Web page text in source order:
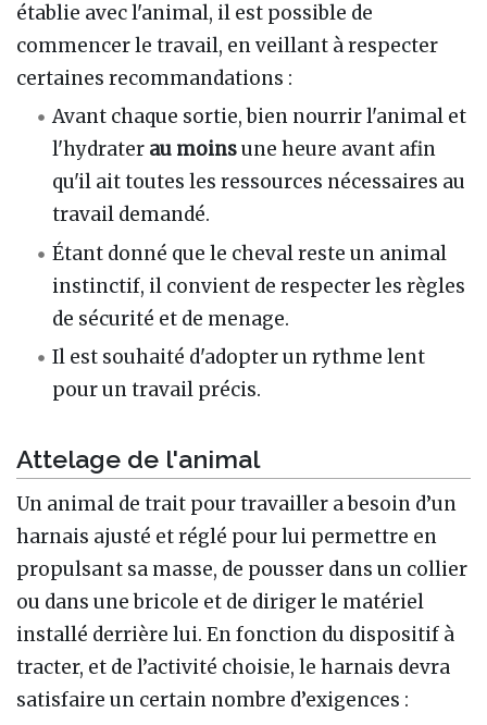
établie avec l'animal, il est possible de
commencer le travail, en veillant à respecter
certaines recommandations :
Avant chaque sortie, bien nourrir l'animal et
l'hydrater au moinsune heure avant afin
qu'il ait toutes les ressources nécessaires au
travail demandé.
Étant donné que le cheval reste un animal
instinctif, il convient de respecter les règles
de sécurité et de menage.
Il est souhaité d'adopter un rythme lent
pour un travail précis.
Attelage de l'animal
Un animal de trait pour travailler a besoin d’un
harnais ajusté et réglé pour lui permettre en
propulsant sa masse, de pousser dans un collier
ou dans une bricole et de diriger le matériel
installé derrière lui. En fonction du dispositif à
tracter, et de l’activité choisie, le harnais devra
satisfaire un certain nombre d’exigences :